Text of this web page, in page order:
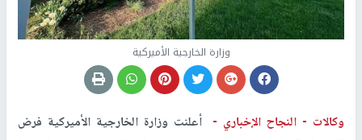
وزارة الخارجية الأميركية
وكالات - النجاح الإخباري - أعلنت وزارة الخارجية الأميركية فرض